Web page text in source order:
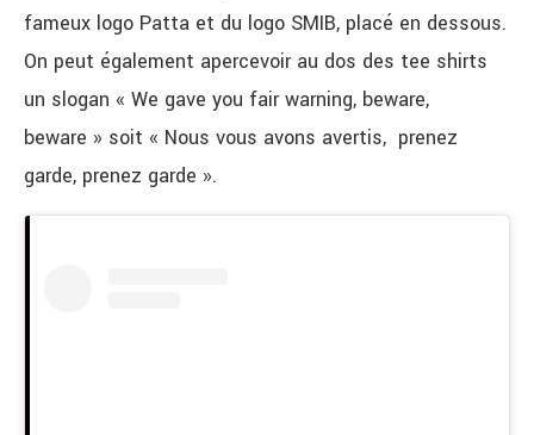
fameux logo Patta et du logo SMIB, placé en dessous.
On peut également apercevoir au dos des tee shirts
un slogan « We gave you fair warning, beware,
beware » soit « Nous vous avons avertis, prenez
garde, prenez garde ».